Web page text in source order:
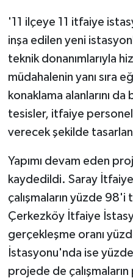
'11 ilçeye 11 itfaiye
inşa edilen yeni
teknik donanımlarıyla
müdahalenin yanı sıra
konaklama alanlarını
tesisler, itfaiye
verecek şekilde
Yapımı devam eden
kaydedildi. Saray
çalışmaların yüzde 98'i
Çerkezköy İtfaiye
gerçekleşme oranı
İstasyonu'nda ise
projede de
MAGAZİN
Otomobil
POLİTİKA
Sağlık
SPOR HABERLERİ
TEKNOLOJİ
Turizm
ÜLKE GÜNDEMİ